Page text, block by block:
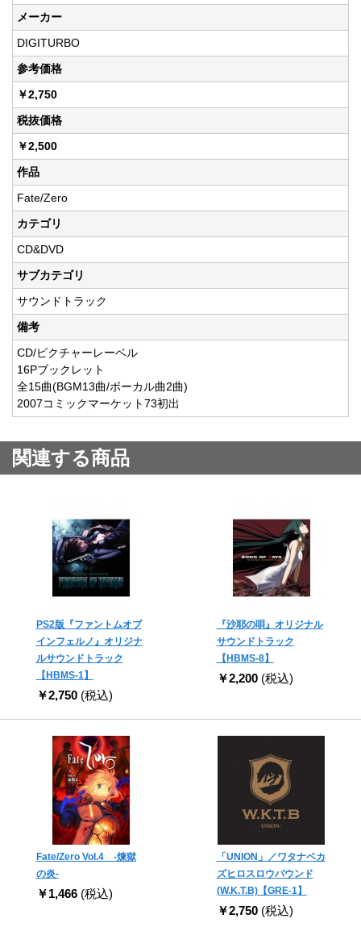
メーカー
DIGITURBO
参考価格
￥2,750
税抜価格
￥2,500
作品
Fate/Zero
カテゴリ
CD&DVD
サブカテゴリ
サウンドトラック
備考
CD/ピクチャーレーベル
16Pブックレット
全15曲(BGM13曲/ボーカル曲2曲)
2007コミックマーケット73初出
関連する商品
PS2版『ファントムオブ
インフェルノ』オリジナ
ルサウンドトラック
【HBMS-1】
￥2,750 (税込)
『沙耶の唄』オリジナル
サウンドトラック
【HBMS-8】
￥2,200 (税込)
Fate/Zero Vol.4 -煉獄
の炎-
￥1,466 (税込)
「UNION」／ワタナベカ
ズヒロスロウバウンド
(W.K.T.B)【GRE-1】
￥2,750 (税込)